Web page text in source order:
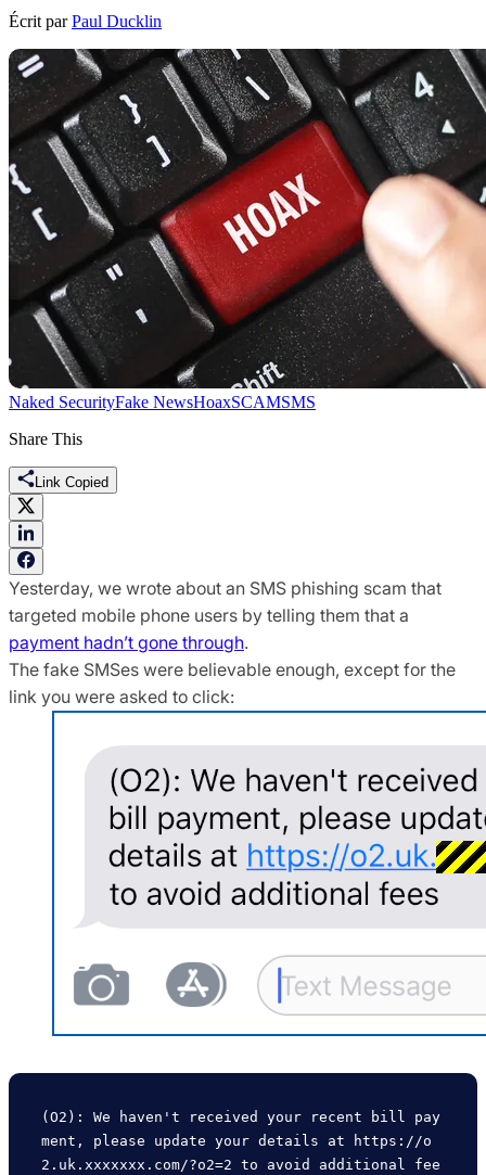
Écrit par Paul Ducklin
Naked SecurityFake NewsHoaxSCAMSMS
Share This
Link Copied
Yesterday, we wrote about an SMS phishing scam that
targeted mobile phone users by telling them that a
payment hadn’t gone through.
The fake SMSes were believable enough, except for the
link you were asked to click:
(O2): We haven't received your recent bill pay
ment, please update your details at https://o
2.uk.xxxxxxx.com/?o2=2 to avoid additional fee